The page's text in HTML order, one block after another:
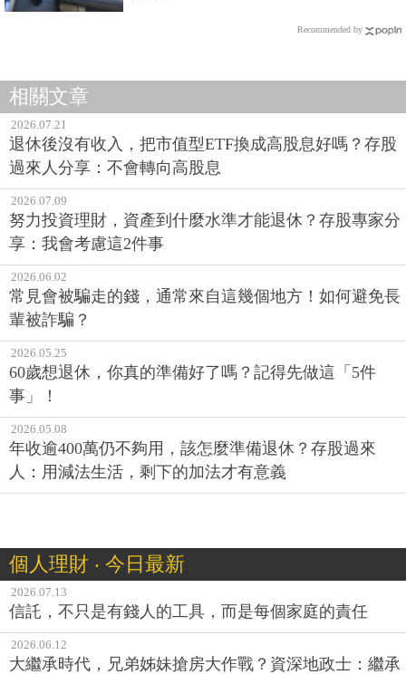
Recommended by
相關文章
2026.07.21
退休後沒有收入，把市值型ETF換成高股息好嗎？存股
過來人分享：不會轉向高股息
2026.07.09
努力投資理財，資產到什麼水準才能退休？存股專家分
享：我會考慮這2件事
2026.06.02
常見會被騙走的錢，通常來自這幾個地方！如何避免長
輩被詐騙？
2026.05.25
60歲想退休，你真的準備好了嗎？記得先做這「5件
事」！
2026.05.08
年收逾400萬仍不夠用，該怎麼準備退休？存股過來
人：用減法生活，剩下的加法才有意義
個人理財 ‧ 今日最新
2026.07.13
信託，不只是有錢人的工具，而是每個家庭的責任
2026.06.12
大繼承時代，兄弟姊妹搶房大作戰？資深地政士：繼承